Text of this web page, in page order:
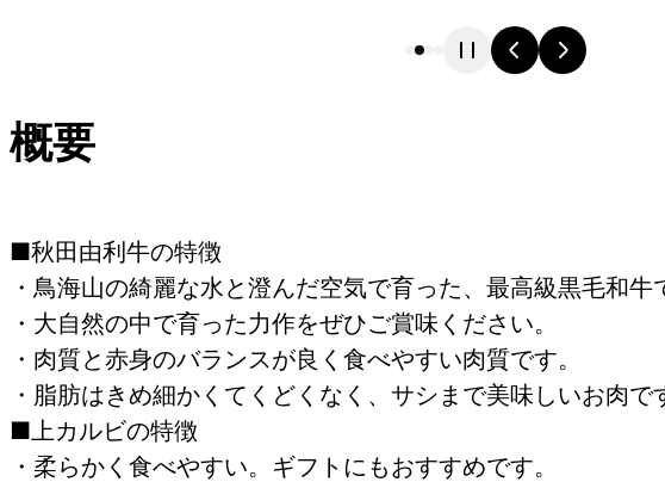
概要
■秋田由利牛の特徴
・鳥海山の綺麗な水と澄んだ空気で育った、最高級黒毛和牛
・大自然の中で育った力作をぜひご賞味ください。
・肉質と赤身のバランスが良く食べやすい肉質です。
・脂肪はきめ細かくてくどくなく、サシまで美味しいお肉で
■上カルビの特徴
・柔らかく食べやすい。ギフトにもおすすめです。